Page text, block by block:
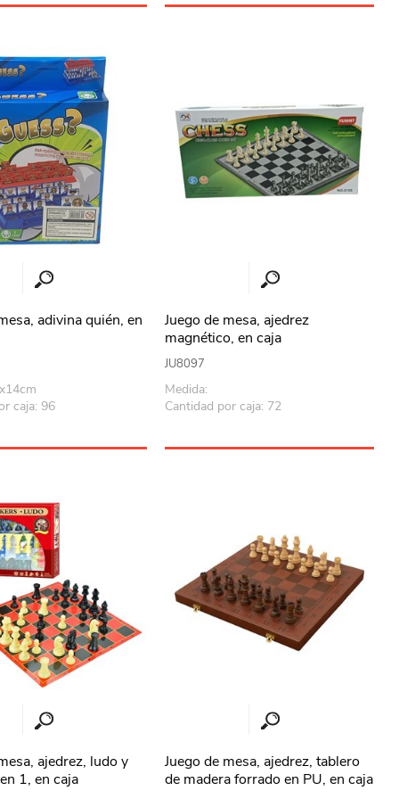
adivina quién, en
caja: 96
Juego de mesa, ajedrez
magnético, en caja
JU8097
Medida:
Cantidad por caja: 72
ajedrez, ludo y
1, en caja
Juego de mesa, ajedrez, tablero
de madera forrado en PU, en caja